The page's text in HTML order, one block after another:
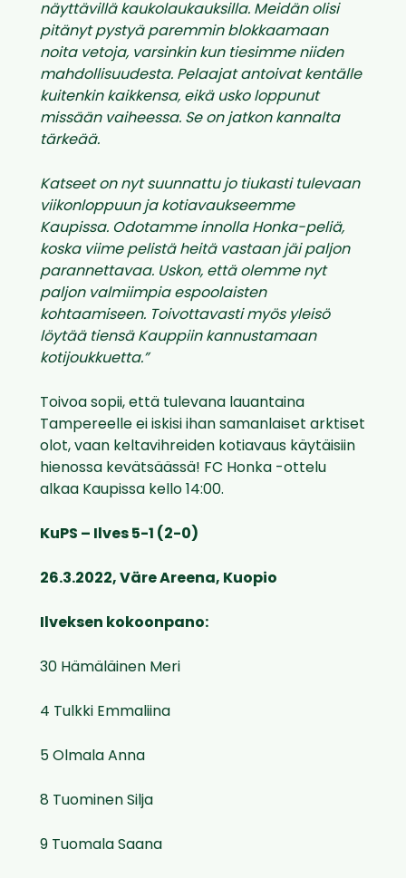
näyttävillä kaukolaukauksilla. Meidän olisi
pitänyt pystyä paremmin blokkaamaan
noita vetoja, varsinkin kun tiesimme niiden
mahdollisuudesta. Pelaajat antoivat kentälle
kuitenkin kaikkensa, eikä usko loppunut
missään vaiheessa. Se on jatkon kannalta
tärkeää.
Katseet on nyt suunnattu jo tiukasti tulevaan
viikonloppuun ja kotiavaukseemme
Kaupissa. Odotamme innolla Honka-peliä,
koska viime pelistä heitä vastaan jäi paljon
parannettavaa. Uskon, että olemme nyt
paljon valmiimpia espoolaisten
kohtaamiseen. Toivottavasti myös yleisö
löytää tiensä Kauppiin kannustamaan
kotijoukkuetta.”
Toivoa sopii, että tulevana lauantaina
Tampereelle ei iskisi ihan samanlaiset arktiset
olot, vaan keltavihreiden kotiavaus käytäisiin
hienossa kevätsäässä! FC Honka -ottelu
alkaa Kaupissa kello 14:00.
KuPS – Ilves 5-1 (2-0)
26.3.2022, Väre Areena, Kuopio
Ilveksen kokoonpano:
30 Hämäläinen Meri
4 Tulkki Emmaliina
5 Olmala Anna
8 Tuominen Silja
9 Tuomala Saana